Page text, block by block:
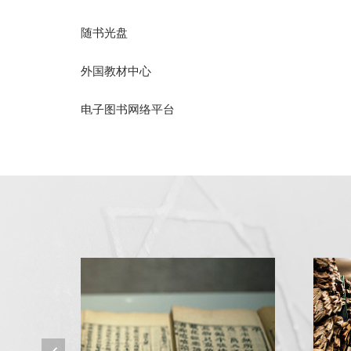
随书光盘
外国教材中心
电子图书网络平台